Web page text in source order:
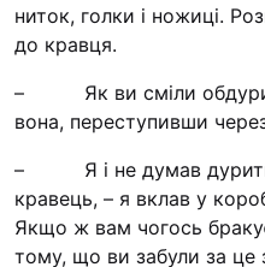
ниток, голки і ножиці.
до кравця.
– Як ви сміли
вона, переступивши
– Я і не думав дурити
кравець, – я вклав у
Якщо ж вам чогось
тому, що ви забули за це